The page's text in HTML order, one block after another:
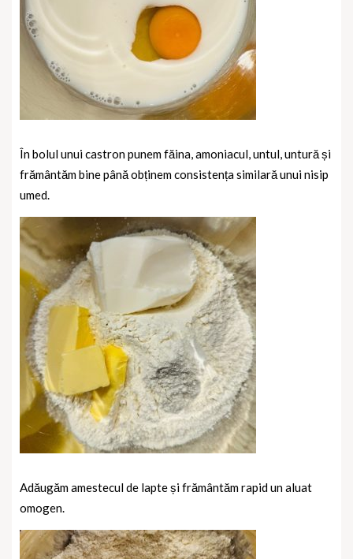
În bolul unui castron punem făina, amoniacul, untul, untură și
frământăm bine până obținem consistența similară unui nisip
umed.
Adăugăm amestecul de lapte și frământăm rapid un aluat
omogen.